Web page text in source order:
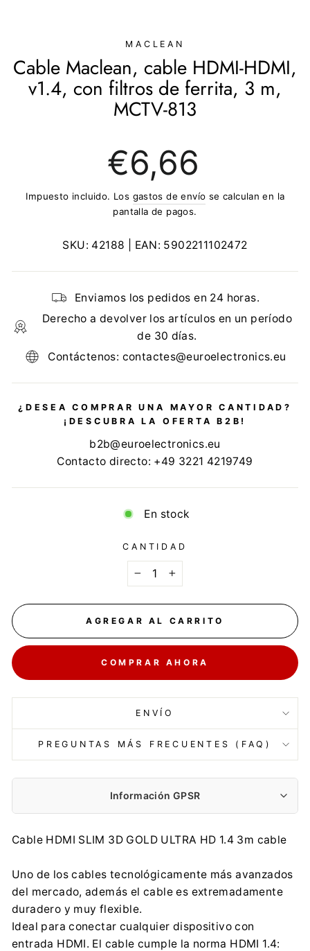
MACLEAN
Cable Maclean, cable HDMI-HDMI,
v1.4, con filtros de ferrita, 3 m,
MCTV-813
regular
€6,66
Impuesto incluido. Los gastos de envío se calculan en la
pantalla de pagos.
SKU: 42188 | EAN: 5902211102472
Enviamos los pedidos en 24 horas.
Derecho a devolver los artículos en un período
de 30 días.
Contáctenos: contactes@euroelectronics.eu
¿DESEA COMPRAR UNA MAYOR CANTIDAD?
¡DESCUBRA LA OFERTA B2B!
b2b@euroelectronics.eu
Contacto directo: +49 3221 4219749
En stock
CANTIDAD
+
AGREGAR AL CARRITO
COMPRAR AHORA
ENVÍO
PREGUNTAS MÁS FRECUENTES (FAQ)
Información GPSR
Fabricante:
Centrumelektroniki.EU Sp. z o.o.
contact@centrumelektroniki.pl
+48 32 284 72 22
Centrumelektroniki.EU Sp. z o.o.
Korfantego 7, 42-600 Tarnowskie Góry
Cable HDMI SLIM 3D GOLD ULTRA HD 1.4 3m cable
Uno de los cables tecnológicamente más avanzados
del mercado, además el cable es extremadamente
duradero y muy flexible.
Ideal para conectar cualquier dispositivo con
entrada HDMI. El cable cumple la norma HDMI 1.4: